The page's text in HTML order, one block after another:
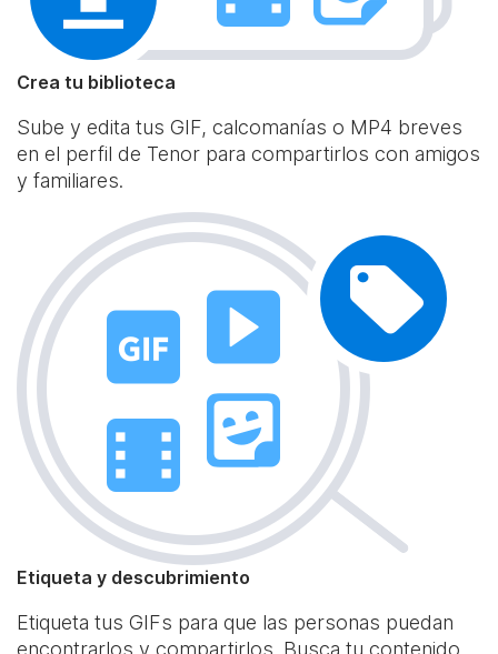
Crea tu biblioteca
Sube y edita tus GIF, calcomanías o MP4 breves
en el perfil de Tenor para compartirlos con amigos
y familiares.
Etiqueta y descubrimiento
Etiqueta tus GIFs para que las personas puedan
encontrarlos y compartirlos. Busca tu contenido